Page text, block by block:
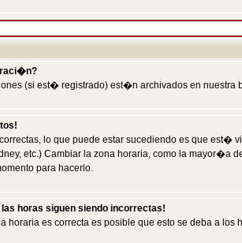
(si est� registrado) est�n archivados en nuestra
lo que puede estar sucediendo es que
etc.) Cambiar la zona horaria, como la
para hacerlo.
horas siguen siendo incorrectas!
horaria es correcta es posible que esto se deba a